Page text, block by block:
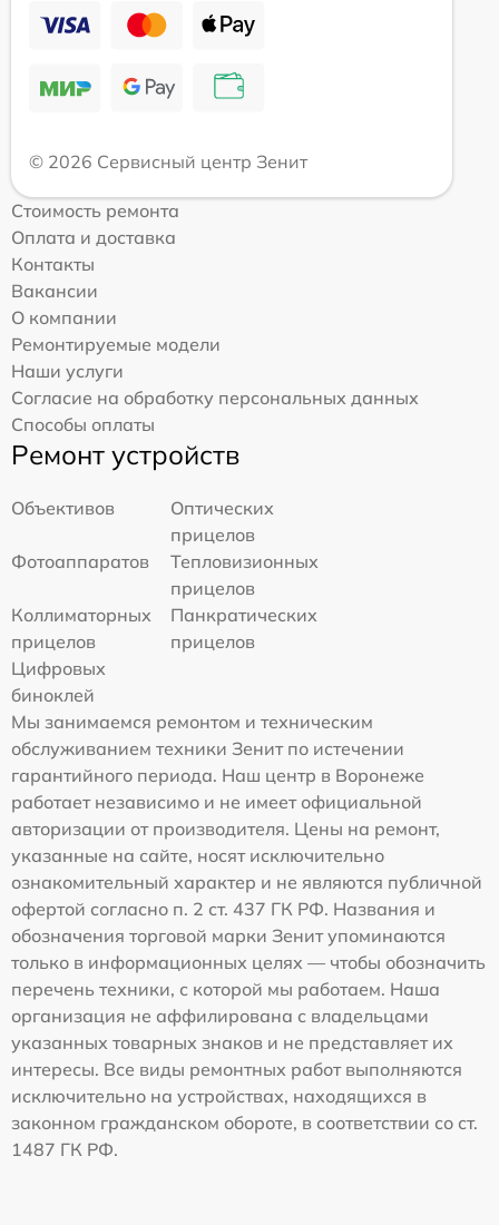
© 2026 Сервисный центр Зенит
Стоимость ремонта
Оплата и доставка
Контакты
Вакансии
О компании
Ремонтируемые модели
Наши услуги
Согласие на обработку персональных данных
Способы оплаты
Ремонт устройств
Объективов
Оптических
прицелов
Фотоаппаратов
Тепловизионных
прицелов
Коллиматорных
прицелов
Панкратических
прицелов
Цифровых
биноклей
Мы занимаемся ремонтом и техническим
обслуживанием техники Зенит по истечении
гарантийного периода. Наш центр в Воронеже
работает независимо и не имеет официальной
авторизации от производителя. Цены на ремонт,
указанные на сайте, носят исключительно
ознакомительный характер и не являются публичной
офертой согласно п. 2 ст. 437 ГК РФ. Названия и
обозначения торговой марки Зенит упоминаются
только в информационных целях — чтобы обозначить
перечень техники, с которой мы работаем. Наша
организация не аффилирована с владельцами
указанных товарных знаков и не представляет их
интересы. Все виды ремонтных работ выполняются
исключительно на устройствах, находящихся в
законном гражданском обороте, в соответствии со ст.
1487 ГК РФ.